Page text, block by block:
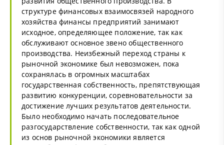
структуре финансовых взаимосвязей народного
хозяйства финансы предприятий занимают
исходное, определяющее положение, так как
обслуживают основное звено общественного
производства. Неизбежный переход страны к
рыночной экономике был невозможен, пока
сохранялась в огромных масштабах
государственная собственность, препятствующая
развитию конкуренции, соревновательности за
достижение лучших результатов деятельности.
Было необходимо начать последовательное
разгосударствление собственности, так как одной
из основ рыночной экономики является